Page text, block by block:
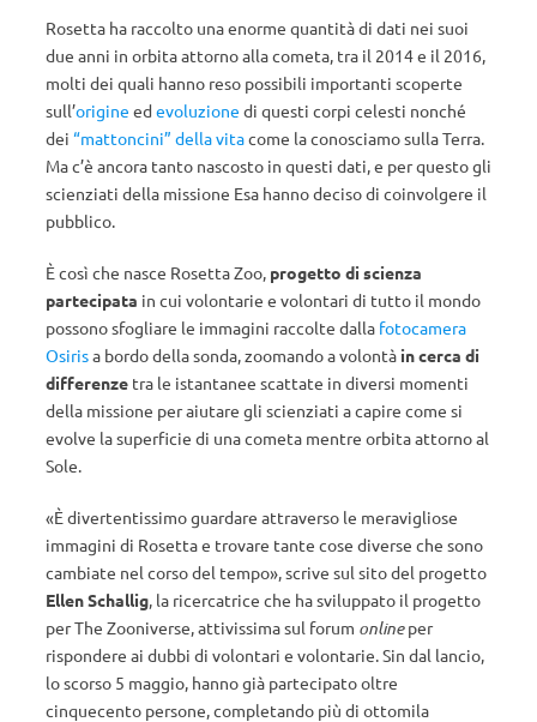
Rosetta ha raccolto una enorme quantità di dati nei suoi
due anni in orbita attorno alla cometa, tra il 2014 e il 2016,
molti dei quali hanno reso possibili importanti scoperte
sull’origine edevoluzione di questi corpi celesti nonché
dei “mattoncini” della vitacome la conosciamo sulla Terra.
Ma c’è ancora tanto nascosto in questi dati, e per questo gli
scienziati della missione Esa hanno deciso di coinvolgere il
pubblico.
È così che nasce Rosetta Zoo, progetto di scienza
partecipata in cui volontarie e volontari di tutto il mondo
possono sfogliare le immagini raccolte dalla fotocamera
Osirisa bordo della sonda, zoomando a volontà in cerca di
differenze tra le istantanee scattate in diversi momenti
della missione per aiutare gli scienziati a capire come si
evolve la superficie di una cometa mentre orbita attorno al
Sole.
«È divertentissimo guardare attraverso le meravigliose
immagini di Rosetta e trovare tante cose diverse che sono
cambiate nel corso del tempo», scrive sul sito del progetto
Ellen Schallig, la ricercatrice che ha sviluppato il progetto
per The Zooniverse, attivissima sul forum onlineper
rispondere ai dubbi di volontari e volontarie. Sin dal lancio,
lo scorso 5 maggio, hanno già partecipato oltre
cinquecento persone, completando più di ottomila